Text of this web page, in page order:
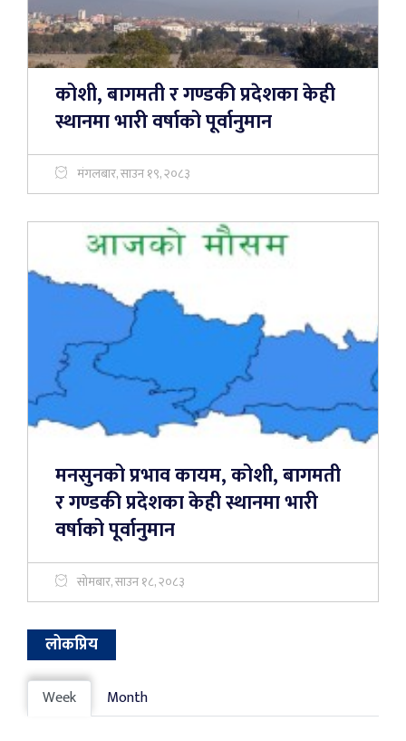
कोशी, बागमती र गण्डकी प्रदेशका केही
स्थानमा भारी वर्षाको पूर्वानुमान
मंगलबार, साउन १९, २०८३
मनसुनको प्रभाव कायम, कोशी, बागमती
र गण्डकी प्रदेशका केही स्थानमा भारी
वर्षाको पूर्वानुमान
सोमबार, साउन १८, २०८३
लोकप्रिय
Week Month